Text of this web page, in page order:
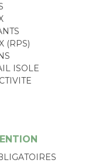
(RPS)
ISOLE